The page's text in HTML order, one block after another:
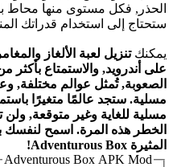
الحذر, فكل مستوى منها محاط
ستحتاج إلى استخدام قدراتك
يمكنك
الصعوبة, تُمثل عوالم مختلفة,
مسلية. ستجد عالمًا متغيرًا
مسلية للغاية وغير متوقعة,
الخطر هذه المرة. اسمح لنفسك
المثيرة Adventurous Box
!
Adventurous Box APK Mod